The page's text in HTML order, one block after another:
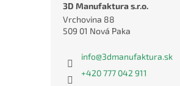
3D Manufaktura s.r.o.
Vrchovina 88
509 01 Nová Paka
info@3dmanufaktura.sk
+420 777 042 911